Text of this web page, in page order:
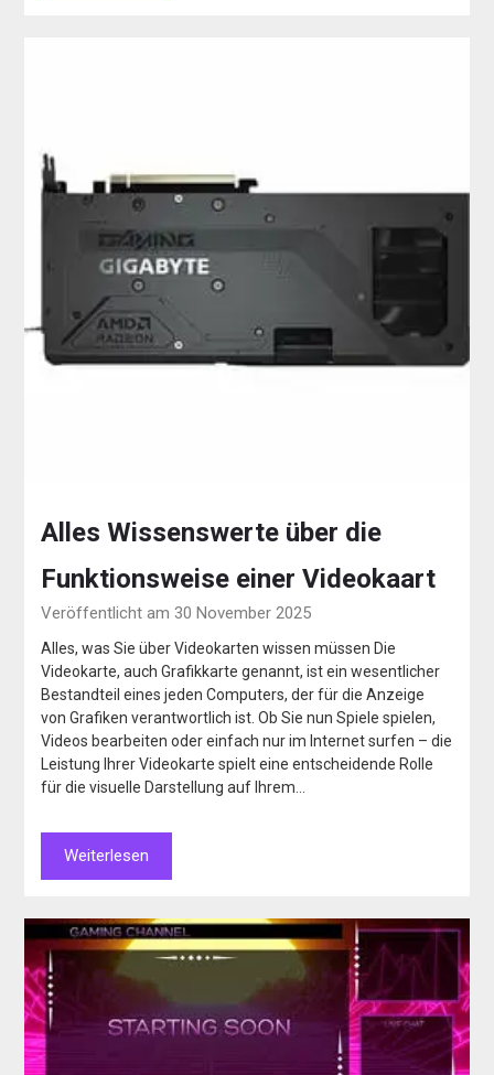
Alles Wissenswerte über die
Funktionsweise einer Videokaart
Veröffentlicht am 30 November 2025
Alles, was Sie über Videokarten wissen müssen Die
Videokarte, auch Grafikkarte genannt, ist ein wesentlicher
Bestandteil eines jeden Computers, der für die Anzeige
von Grafiken verantwortlich ist. Ob Sie nun Spiele spielen,
Videos bearbeiten oder einfach nur im Internet surfen – die
Leistung Ihrer Videokarte spielt eine entscheidende Rolle
für die visuelle Darstellung auf Ihrem…
Weiterlesen